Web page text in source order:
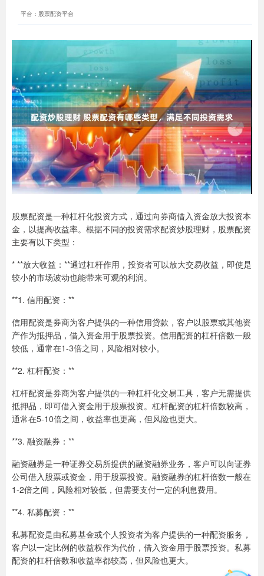
平台：股票配资平台
股票配资是一种杠杆化投资方式，通过向券商借入资金放大投资本
金，以提高收益率。根据不同的投资需求配资炒股理财，股票配资
主要有以下类型：
* **放大收益：**通过杠杆作用，投资者可以放大交易收益，即使是
较小的市场波动也能带来可观的利润。
**1. 信用配资：**
信用配资是券商为客户提供的一种信用贷款，客户以股票或其他资
产作为抵押品，借入资金用于股票投资。信用配资的杠杆倍数一般
较低，通常在1-3倍之间，风险相对较小。
**2. 杠杆配资：**
杠杆配资是券商为客户提供的一种杠杆化交易工具，客户无需提供
抵押品，即可借入资金用于股票投资。杠杆配资的杠杆倍数较高，
通常在5-10倍之间，收益率也更高，但风险也更大。
**3. 融资融券：**
融资融券是一种证券交易所提供的融资融券业务，客户可以向证券
公司借入股票或资金，用于股票投资。融资融券的杠杆倍数一般在
1-2倍之间，风险相对较低，但需要支付一定的利息费用。
**4. 私募配资：**
私募配资是由私募基金或个人投资者为客户提供的一种配资服务，
客户以一定比例的收益权作为代价，借入资金用于股票投资。私募
配资的杠杆倍数和收益率都较高，但风险也更大。